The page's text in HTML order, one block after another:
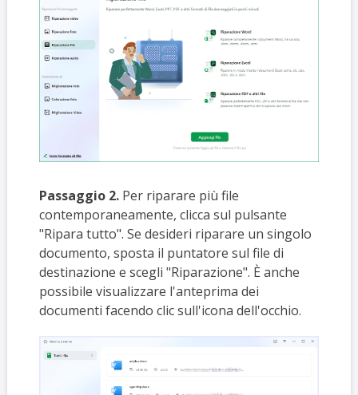
Passaggio 2.Per riparare più file
contemporaneamente, clicca sul pulsante
"Ripara tutto". Se desideri riparare un singolo
documento, sposta il puntatore sul file di
destinazione e scegli "Riparazione". È anche
possibile visualizzare l'anteprima dei
documenti facendo clic sull'icona dell'occhio.